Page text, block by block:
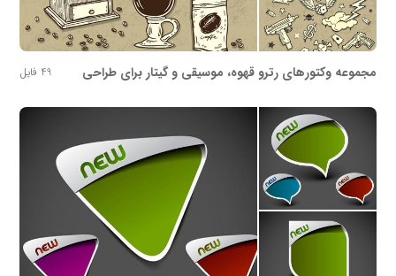
مجموعه وکتورهای رترو قهوه، موسیقی و گیتار برای طراحی 49 فایل